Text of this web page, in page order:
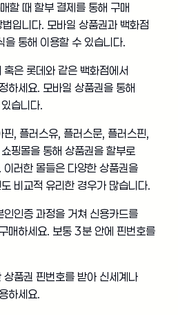
할 때 할부 결제를 통해 구매
입니다. 모바일 상품권과 백화점
을 통해 이용할 수 있습니다.
혹은 롯데와 같은 백화점에서
하세요. 모바일 상품권을 통해
습니다.
핀, 플러스유, 플러스문, 플러스핀,
핑몰을 통해 상품권을 할부로
이러한 몰들은 다양한 상품권을
비교적 유리한 경우가 많습니다.
인인증 과정을 거쳐 신용카드를
매하세요. 보통 3분 안에 핀번호를
상품권 핀번호를 받아 신세계나
하세요.